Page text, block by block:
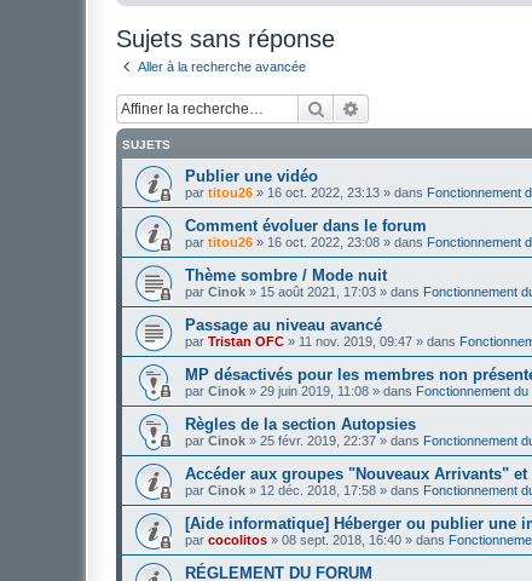
Sujets sans réponse
Aller à la recherche avancée
Rechercher
SUJETS
Publier une vidéo
par titou26 » 16 oct. 2022, 23:13 » dans Fonctionnement
Comment évoluer dans le forum
par titou26 » 16 oct. 2022, 23:08 » dans Fonctionnement
Thème sombre / Mode nuit
par Cinok » 15 août 2021, 17:03 » dans Fonctionnement
Passage au niveau avancé
par Tristan OFC » 11 nov. 2019, 09:47 » dans
MP désactivés pour les membres non
par Cinok » 29 juin 2019, 11:08 » dans Fonctionnement du
Règles de la section Autopsies
par Cinok » 25 févr. 2019, 22:37 » dans Fonctionnement
Accéder aux groupes "Nouveaux Arrivants"
par Cinok » 12 déc. 2018, 17:58 » dans Fonctionnement
[Aide informatique] Héberger ou publier une
par cocolitos » 08 sept. 2018, 16:40 » dans
RÉGLEMENT DU FORUM